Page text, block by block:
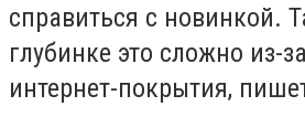
справиться с новинкой.
глубинке это сложно из-
интернет-покрытия,